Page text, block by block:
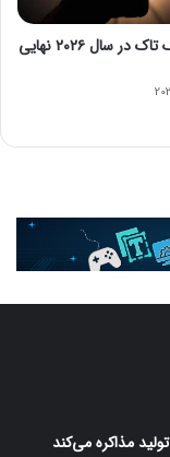
فروش تیک تاک در سال ۲۰۲۶ نهایی
مذاکره می‌کند